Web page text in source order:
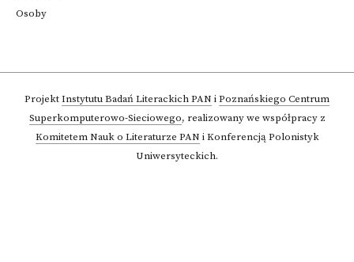
Osoby
ProjektInstytutu Badań Literackich PAN iPoznańskiego Centrum
Superkomputerowo-Sieciowego, realizowany we współpracy z
Komitetem Nauk o Literaturze PAN i Konferencją Polonistyk
Uniwersyteckich.